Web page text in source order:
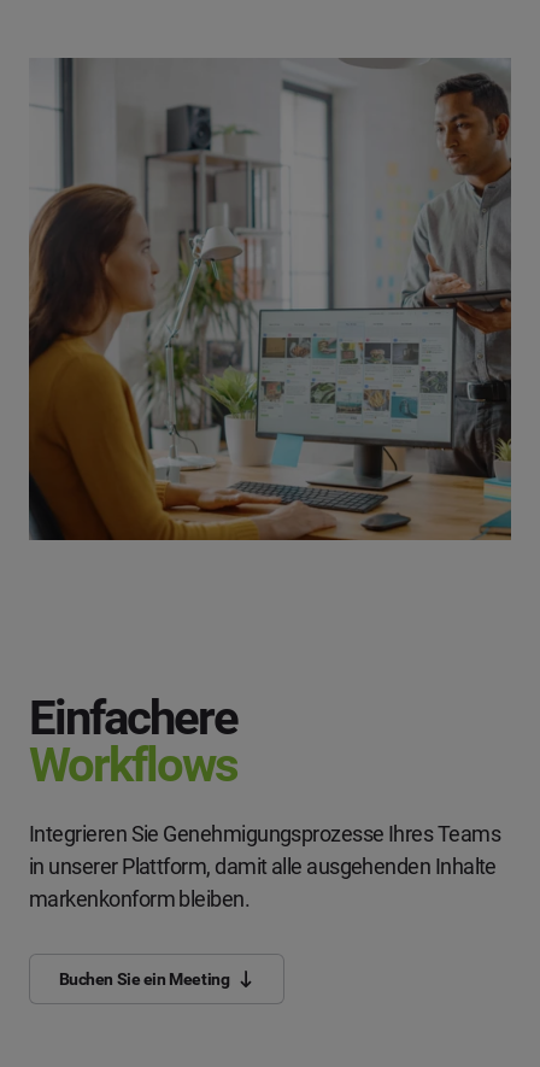
Einfachere
Workflows
Integrieren Sie Genehmigungsprozesse Ihres Teams
in unserer Plattform, damit alle ausgehenden Inhalte
markenkonform bleiben.
Buchen Sie ein Meeting